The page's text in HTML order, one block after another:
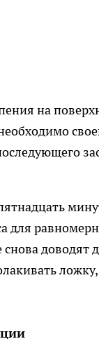
на
для
доводят